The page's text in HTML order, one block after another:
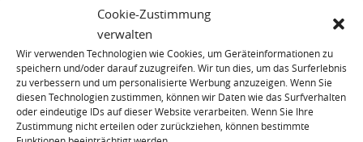
Cookie-Zustimmung
verwalten
Wir verwenden Technologien wie Cookies, um Geräteinformationen zu
speichern und/oder darauf zuzugreifen. Wir tun dies, um das Surferlebnis
zu verbessern und um personalisierte Werbung anzuzeigen. Wenn Sie
diesen Technologien zustimmen, können wir Daten wie das Surfverhalten
oder eindeutige IDs auf dieser Website verarbeiten. Wenn Sie Ihre
Zustimmung nicht erteilen oder zurückziehen, können bestimmte